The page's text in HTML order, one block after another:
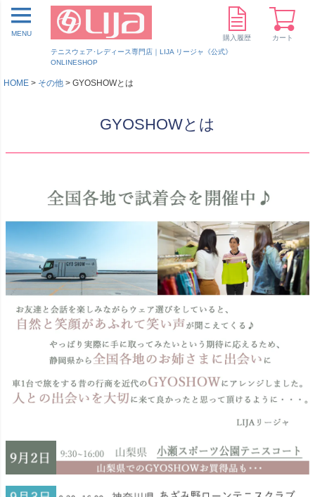
テニスウェア･レディース専門店｜LIJA リージャ《公式》
ONLINESHOP
MENU
購入履歴 カート
HOME その他 GYOSHOWとは
GYOSHOWとは